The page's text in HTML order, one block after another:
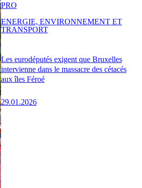
Les eurodéputés exigent que Bruxelles
intervienne dans le massacre des cétacés
aux îles Féroé
29.01.2026
PRO
ENERGIE, ENVIRONNEMENT ET
TRANSPORT